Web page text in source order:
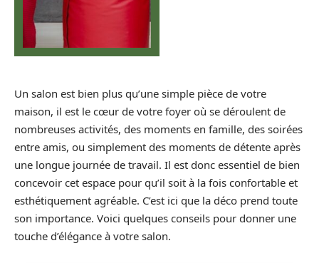
Un salon est bien plus qu’une simple pièce de votre
maison, il est le cœur de votre foyer où se déroulent de
nombreuses activités, des moments en famille, des soirées
entre amis, ou simplement des moments de détente après
une longue journée de travail. Il est donc essentiel de bien
concevoir cet espace pour qu’il soit à la fois confortable et
esthétiquement agréable. C’est ici que la déco prend toute
son importance. Voici quelques conseils pour donner une
touche d’élégance à votre salon.